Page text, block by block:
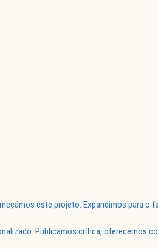
este projeto. Expandimos para o
Publicamos crítica, oferecemos